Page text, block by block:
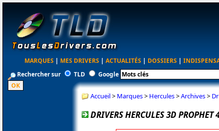
MARQUES | MES DRIVERS | ACTUALITÉS | DOSSIERS |
Rechercher sur
TLD Google
Accueil> Marques> Hercules>Archives>
DRIVERS HERCULES 3D